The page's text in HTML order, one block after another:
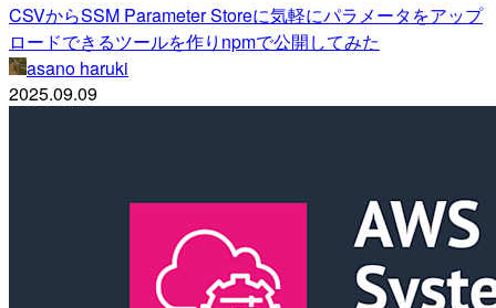
CSVからSSM Parameter Storeに気軽にパラメータをアップ
ロードできるツールを作りnpmで公開してみた
asano haruki
2025.09.09